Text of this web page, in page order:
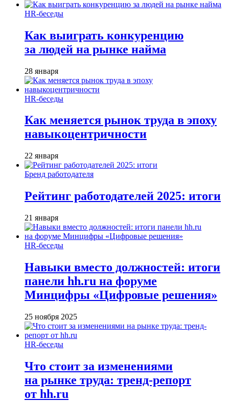
HR-беседы
Как выиграть конкуренцию
за людей на рынке найма
28 января
HR-беседы
Как меняется рынок труда в эпоху
навыкоцентричности
22 января
Бренд работодателя
Рейтинг работодателей 2025: итоги
21 января
HR-беседы
Навыки вместо должностей: итоги
панели hh.ru на форуме
Минцифры «Цифровые решения»
25 ноября 2025
HR-беседы
Что стоит за изменениями
на рынке труда: тренд-репорт
от hh.ru